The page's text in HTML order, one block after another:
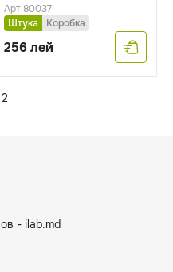
Арт 80037
Штука
Коробка
256 лей
2
- ilab.md